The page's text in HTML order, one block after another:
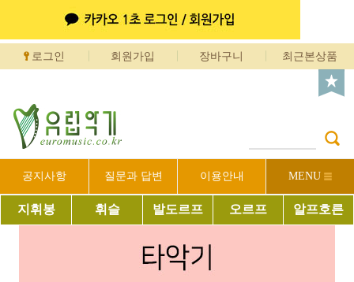
로그인 회원가입 장바구니 최근본상품
공지사항 질문과 답변 이용안내 MENU
지휘봉 휘슬 발도르프 오르프 알프호른